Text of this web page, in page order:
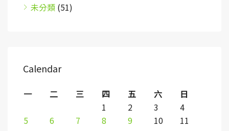
未分類 (51)
Calendar
一 二 三 四 五 六
日
1
2 3
4
5
6 7 8 9 10
11